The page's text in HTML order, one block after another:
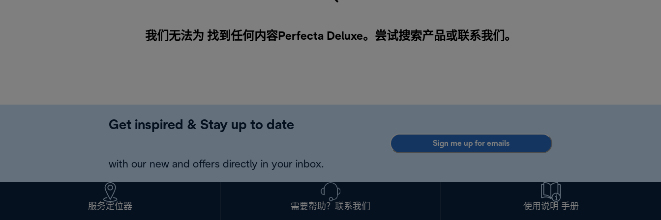
我们无法为 找到任何内容Perfecta Deluxe。尝试搜索产品或联系我们 。
Get inspired & Stay up to date
with our new and offers directly in your inbox.
Sign me up for emails
服务定位器 需要帮助？联系我们 使用说明 手册